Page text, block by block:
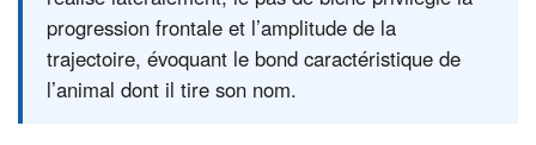
progression frontale et l’amplitude de la
trajectoire, évoquant le bond caractéristique de
l’animal dont il tire son nom.